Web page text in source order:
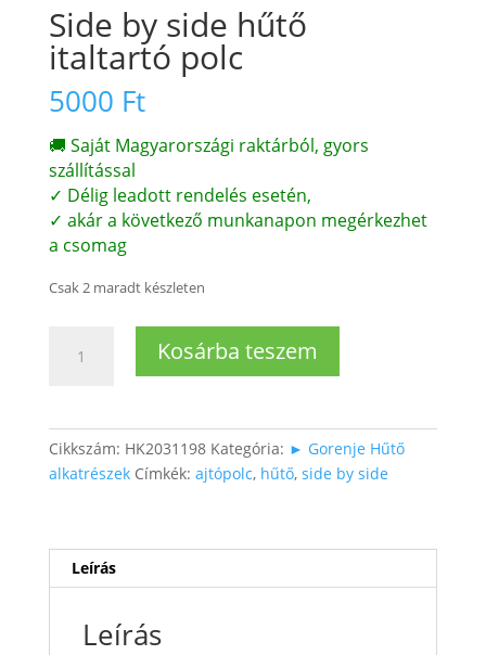
Side by side hűtő
italtartó polc
5000 Ft
🚚 Saját Magyarországi raktárból, gyors
szállítással
✓ Délig leadott rendelés esetén,
✓ akár a következő munkanapon megérkezhet
a csomag
Csak 2 maradt készleten
Kosárba teszem
Cikkszám: HK2031198 Kategória: ► Gorenje Hűtő
alkatrészek Címkék: ajtópolc, hűtő, side by side
Leírás
Leírás